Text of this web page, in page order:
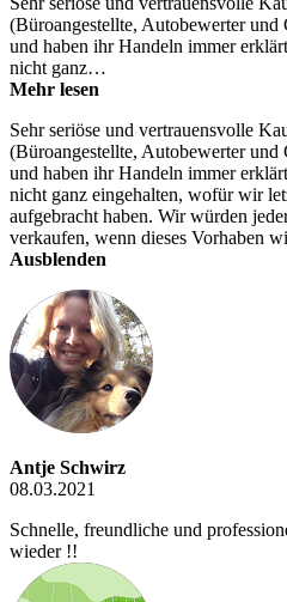
(Büroangestellte, Autobewerter
und haben ihr Handeln immer
nicht ganz…
Mehr lesen
Sehr seriöse und vertrauensvolle
(Büroangestellte, Autobewerter
und haben ihr Handeln immer
nicht ganz eingehalten, wofür wir
aufgebracht haben. Wir würden
verkaufen, wenn dieses Vorhaben
Ausblenden
Antje Schwirz
08.03.2021
Schnelle, freundliche und
wieder !!